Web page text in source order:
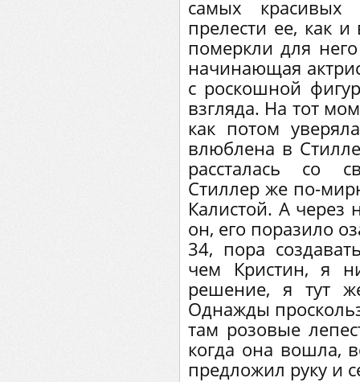
самых
прелести ее, как
померкли для
начинающая
с роскошной
взгляда. На тот
как потом
влюблена в
рассталась со
Стиллер же по-
Калистой. А через
он, его поразило
34, пора
чем Кристин, я
решение, я тут
Однажды
там розовые
когда она вошла,
предложил руку и